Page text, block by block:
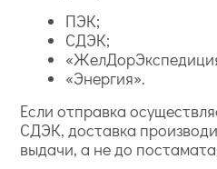
ПЭК;
СДЭК;
«Энергия».
Если отправка
СДЭК, доставка
выдачи, а не до